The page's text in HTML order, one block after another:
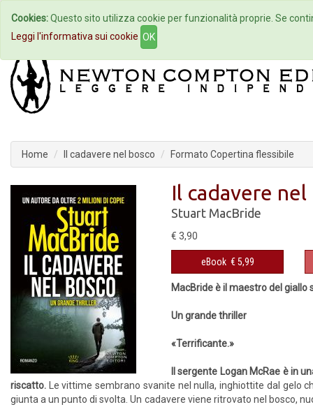
Home Autori Eventi
Home Il cadavere nel bosco Formato Copertina flessibile
Il cadavere nel
Stuart MacBride
€ 3,90
eBook € 5,99
MacBride è il maestro del giallo
Un grande thriller
«Terrificante.»
Il sergente Logan McRae è in
riscatto.
Le vittime sembrano svanite nel nulla, inghiottite dal gelo
giunta a un punto di svolta. Un cadavere viene ritrovato nel bosco,
Cookies:Questo sito utilizza cookie per funzionalità proprie. Se
Leggi l'informativa sui cookie OK